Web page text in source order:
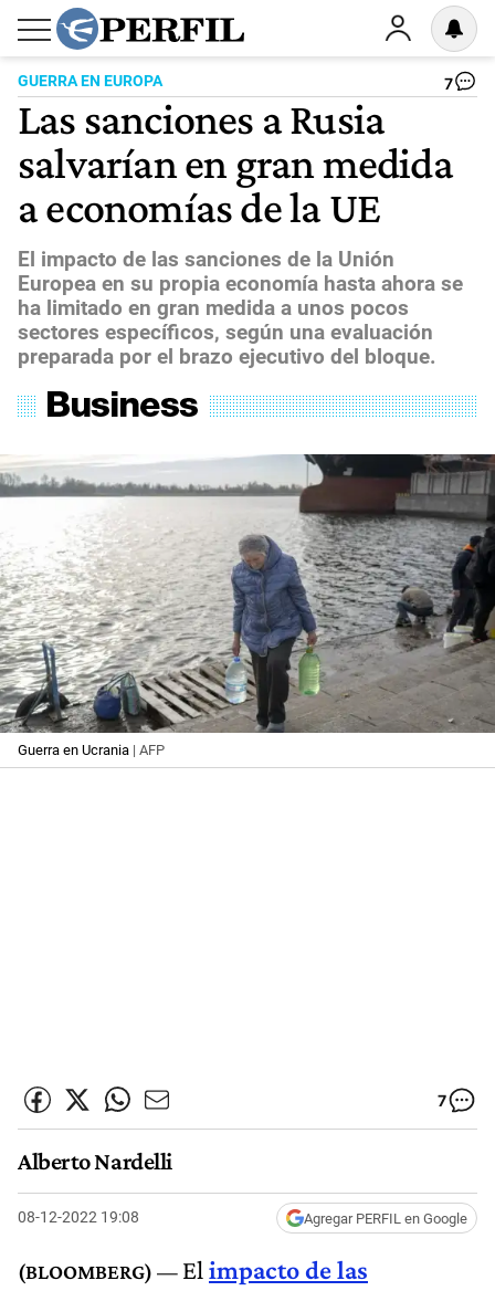
GUERRA EN EUROPA 7
Las sanciones a Rusia
salvarían en gran medida
a economías de la UE
El impacto de las sanciones de la Unión
Europea en su propia economía hasta ahora se
ha limitado en gran medida a unos pocos
sectores específicos, según una evaluación
preparada por el brazo ejecutivo del bloque.
Guerra en Ucrania | AFP
7
Alberto Nardelli
08-12-2022 19:08 Agregar PERFIL en Google
El impacto de las